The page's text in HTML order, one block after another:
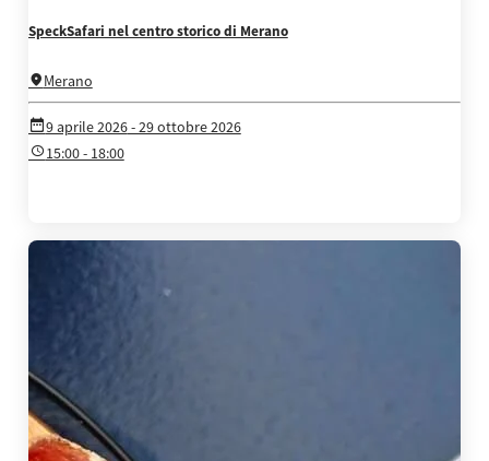
SpeckSafari nel centro storico di Merano
Merano
9 aprile 2026- 29 ottobre 2026
15:00 - 18:00